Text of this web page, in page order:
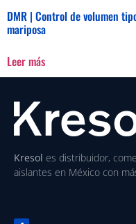
DMR | Control de volumen
mariposa
Leer más
Kresol es distribuidor,
aislantes en México con